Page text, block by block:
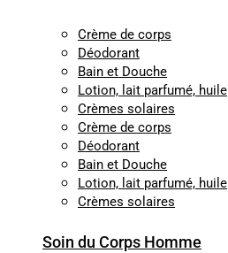
Crème de corps
Déodorant
Bain et Douche
Lotion, lait parfumé, huile
Crèmes solaires
Crème de corps
Déodorant
Bain et Douche
Lotion, lait parfumé, huile
Crèmes solaires
Soin du Corps Homme